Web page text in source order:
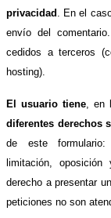
privacidad
. En el
envío del
cedidos a terceros
hosting).
El usuario tiene, en
diferentes derechos
de este formulario:
limitación,
derecho a presentar
peticiones no son